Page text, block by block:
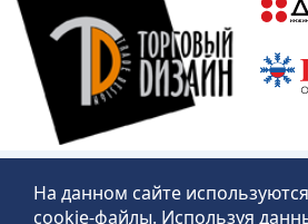
Создание и продвижение
На данном сайте используются
cookie-файлы. Используя